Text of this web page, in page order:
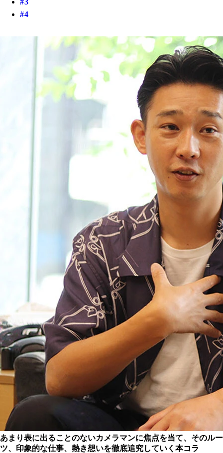
#4
あまり表に出ることのないカメラマンに焦点を当て、そのルー
ツ、印象的な仕事、熱き想いを徹底追究していく本コラ